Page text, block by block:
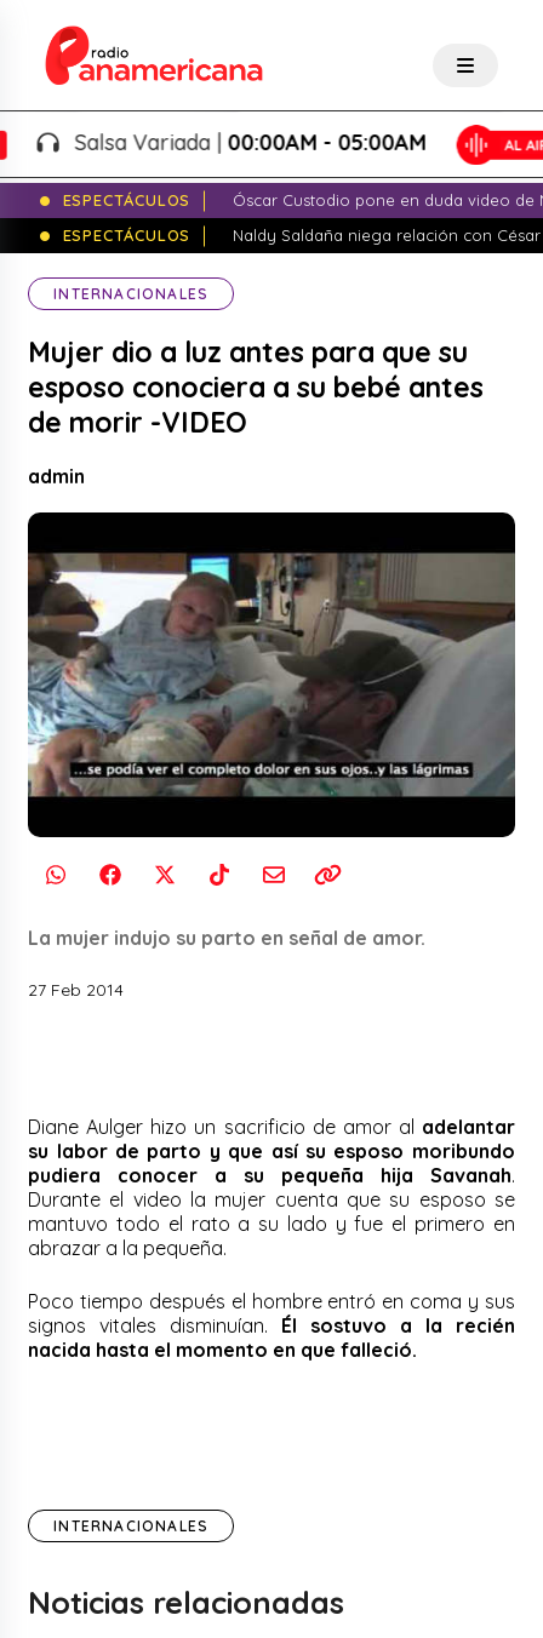
Salsa Variada |00:00AM - 05:00AM
ESPECTÁCULOS
Óscar Custodio pone en duda video de
ESPECTÁCULOS
Naldy Saldaña niega relación con
INTERNACIONALES
Mujer dio a luz antes para que su
esposo conociera a su bebé antes
de morir -VIDEO
admin
La mujer indujo su parto en señal de amor.
27 Feb 2014
Diane Aulger hizo un sacrificio de amor al adelantar
su labor de parto y que así su esposo moribundo
pudiera conocer a su pequeña hija Savanah.
Durante el video la mujer cuenta que su esposo se
mantuvo todo el rato a su lado y fue el primero en
abrazar a la pequeña.
Poco tiempo después el hombre entró en coma y sus
signos vitales disminuían. Él sostuvo a la recién
nacida hasta el momento en que falleció.
INTERNACIONALES
Noticias relacionadas